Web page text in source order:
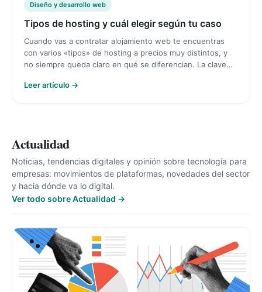
Diseño y desarrollo web
Tipos de hosting y cuál elegir según tu caso
Cuando vas a contratar alojamiento web te encuentras
con varios «tipos» de hosting a precios muy distintos, y
no siempre queda claro en qué se diferencian. La clave…
Leer artículo →
Actualidad
Noticias, tendencias digitales y opinión sobre tecnología para
empresas: movimientos de plataformas, novedades del sector
y hacia dónde va lo digital.
Ver todo sobre Actualidad →